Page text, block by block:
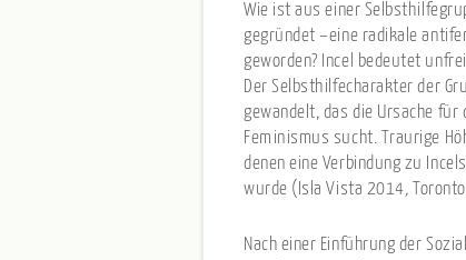
Wie ist aus einer
gegründet –eine radikale
geworden? Incel bedeutet
Der Selbsthilfecharakter der
gewandelt, das die Ursache
Feminismus sucht. Traurige
denen eine Verbindung zu
wurde (Isla Vista 2014,
Nach einer Einführung der